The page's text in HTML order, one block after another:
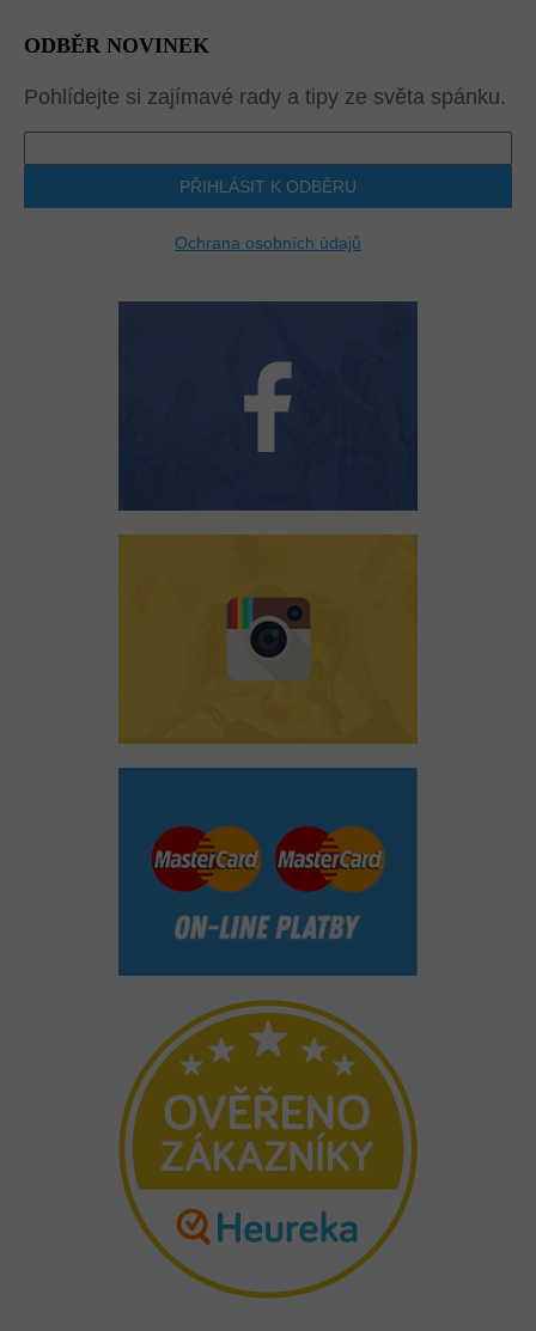
ODBĚR NOVINEK
Pohlídejte si zajímavé rady a tipy ze světa spánku.
PŘIHLÁSIT K ODBĚRU
Ochrana osobních údajů